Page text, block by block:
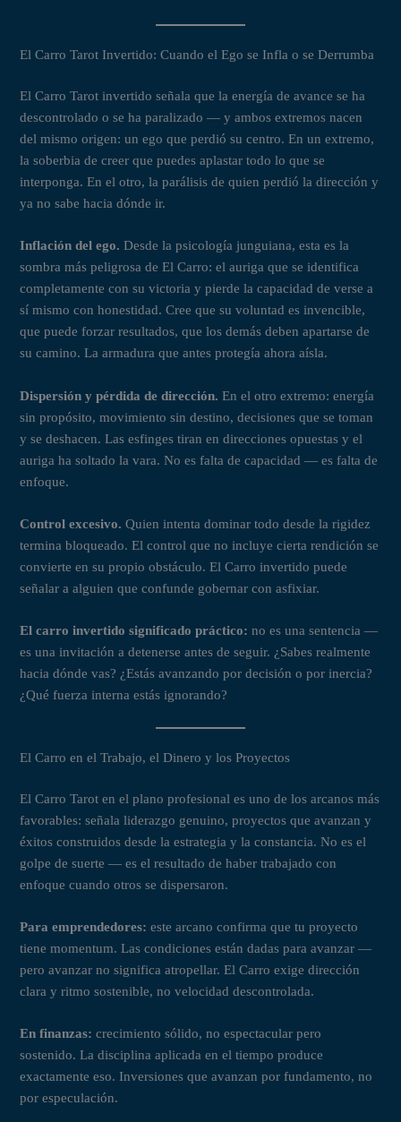
El Carro Tarot Invertido: Cuando el Ego se Infla o se Derrumba
El Carro Tarot invertido señala que la energía de avance se ha
descontrolado o se ha paralizado — y ambos extremos nacen
del mismo origen: un ego que perdió su centro. En un extremo,
la soberbia de creer que puedes aplastar todo lo que se
interponga. En el otro, la parálisis de quien perdió la dirección y
ya no sabe hacia dónde ir.
Inflación del ego. Desde la psicología junguiana, esta es la
sombra más peligrosa de El Carro: el auriga que se identifica
completamente con su victoria y pierde la capacidad de verse a
sí mismo con honestidad. Cree que su voluntad es invencible,
que puede forzar resultados, que los demás deben apartarse de
su camino. La armadura que antes protegía ahora aísla.
Dispersión y pérdida de dirección. En el otro extremo: energía
sin propósito, movimiento sin destino, decisiones que se toman
y se deshacen. Las esfinges tiran en direcciones opuestas y el
auriga ha soltado la vara. No es falta de capacidad — es falta de
enfoque.
Control excesivo. Quien intenta dominar todo desde la rigidez
termina bloqueado. El control que no incluye cierta rendición se
convierte en su propio obstáculo. El Carro invertido puede
señalar a alguien que confunde gobernar con asfixiar.
El carro invertido significado práctico: no es una sentencia —
es una invitación a detenerse antes de seguir. ¿Sabes realmente
hacia dónde vas? ¿Estás avanzando por decisión o por inercia?
¿Qué fuerza interna estás ignorando?
El Carro en el Trabajo, el Dinero y los Proyectos
El Carro Tarot en el plano profesional es uno de los arcanos más
favorables: señala liderazgo genuino, proyectos que avanzan y
éxitos construidos desde la estrategia y la constancia. No es el
golpe de suerte — es el resultado de haber trabajado con
enfoque cuando otros se dispersaron.
Para emprendedores: este arcano confirma que tu proyecto
tiene momentum. Las condiciones están dadas para avanzar —
pero avanzar no significa atropellar. El Carro exige dirección
clara y ritmo sostenible, no velocidad descontrolada.
En finanzas: crecimiento sólido, no espectacular pero
sostenido. La disciplina aplicada en el tiempo produce
exactamente eso. Inversiones que avanzan por fundamento, no
por especulación.